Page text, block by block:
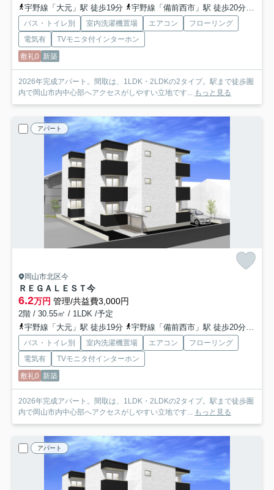
宇野線「大元」駅 徒歩19分
宇野線「備前西市」駅 徒歩20分
バス・トイレ別 室内洗濯機置場 エアコン
フローリング
電気有
TVモニタ付インターホン
敷礼0 新築
2026年完成アパート。間取は、1LDK・2LDKの2タイプ。駅まで徒歩圏
内で岡山市内中心部へアクセスがしやすい立地です... もっと見る
アパート
岡山市北区今
ＲＥＧＡＬＥＳＴ今
6.2万円 管理/共益費3,000円
2階 / 30.55㎡ / 1LDK /予定
宇野線「大元」駅 徒歩19分
宇野線「備前西市」駅 徒歩20分
バス・トイレ別 室内洗濯機置場 エアコン
フローリング
電気有
TVモニタ付インターホン
敷礼0 新築
2026年完成アパート。間取は、1LDK・2LDKの2タイプ。駅まで徒歩圏
内で岡山市内中心部へアクセスがしやすい立地です... もっと見る
アパート